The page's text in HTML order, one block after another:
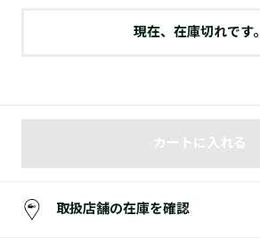
現在、在庫切れです。
カートに入れる
取扱店舗の在庫を確認